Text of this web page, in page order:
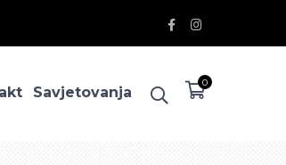
Facebook
Profile
Instagram
Profile
0
Savjetovanja